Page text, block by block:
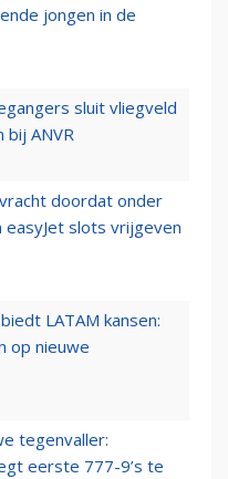
jongen in de
sluit vliegveld
bij ANVR
doordat onder
easyJet slots vrijgeven
LATAM kansen:
op nieuwe
tegenvaller:
eerste 777-9’s te